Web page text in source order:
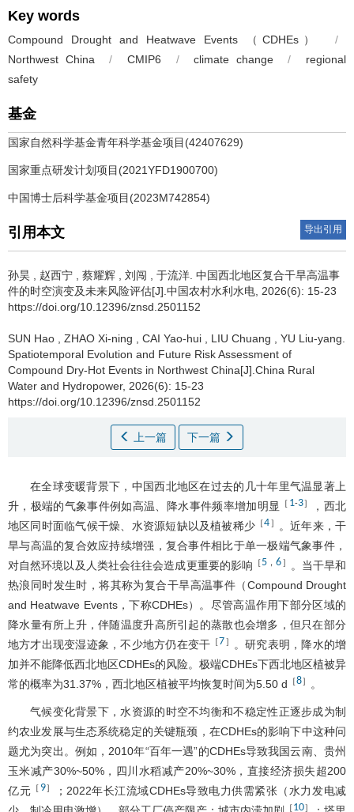
Key words
Compound Drought and Heatwave Events （CDHEs）
/
Northwest China
/ CMIP6 / climate change /
regional
safety
基金
国家自然科学基金青年科学基金项目(42407629)
国家重点研发计划项目(2021YFD1900700)
中国博士后科学基金项目(2023M742854)
引用本文 导出引用
孙昊 赵西宁 蔡耀辉 刘闯 于流洋 中国西北地区复合干旱高温事
件的时空演变及未来风险评估[J].中国农村水利水电, 2026(6): 15-23
https://doi.org/10.12396/znsd.2501152
SUN Hao ZHAO Xi-ning CAI Yao-hui LIU Chuang YU Liu-yang
Spatiotemporal Evolution and Future Risk Assessment of
Compound Dry-Hot Events in Northwest China[J].China Rural
Water and Hydropower, 2026(6): 15-23
https://doi.org/10.12396/znsd.2501152
上一篇 下一篇
在全球变暖背景下，中国西北地区在过去的几十年里气温显著上
升，极端的气象事件例如高温、降水事件频率增加明显
［ 1-3］
，西北
地区同时面临气候干燥、水资源短缺以及植被稀少 ［4］
。近年来，干
旱与高温的复合效应持续增强，复合事件相比于单一极端气象事件，
对自然环境以及人类社会往往会造成更重要的影响 ［5 ，6］
。当干旱和
热浪同时发生时，将其称为复合干旱高温事件（Compound Drought
and Heatwave Events，下称CDHEs）。尽管高温作用下部分区域的
降水量有所上升，伴随温度升高所引起的蒸散也会增多，但只在部分
地方才出现变湿迹象，不少地方仍在变干 ［7］
。研究表明，降水的增
加并不能降低西北地区CDHEs的风险。极端CDHEs下西北地区植被异
常的概率为31.37%，西北地区植被平均恢复时间为5.50 d ［8］ 。
气候变化背景下，水资源的时空不均衡和不稳定性正逐步成为制
约农业发展与生态系统稳定的关键瓶颈，在CDHEs的影响下中这种问
题尤为突出。例如，2010年“百年一遇”的CDHEs导致我国云南、贵州
玉米减产30%~50%，四川水稻减产20%~30%，直接经济损失超200
亿元 ［ 9］
；2022年长江流域CDHEs导致电力供需紧张（水力发电减
［10］